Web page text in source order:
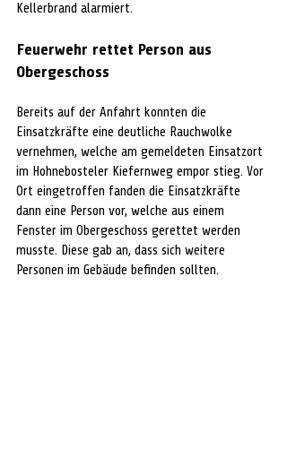
Kellerbrand alarmiert.
Feuerwehr rettet Person aus
Obergeschoss
Bereits auf der Anfahrt konnten die
Einsatzkräfte eine deutliche Rauchwolke
vernehmen, welche am gemeldeten Einsatzort
im Hohnebosteler Kiefernweg empor stieg. Vor
Ort eingetroffen fanden die Einsatzkräfte
dann eine Person vor, welche aus einem
Fenster im Obergeschoss gerettet werden
musste. Diese gab an, dass sich weitere
Personen im Gebäude befinden sollten.